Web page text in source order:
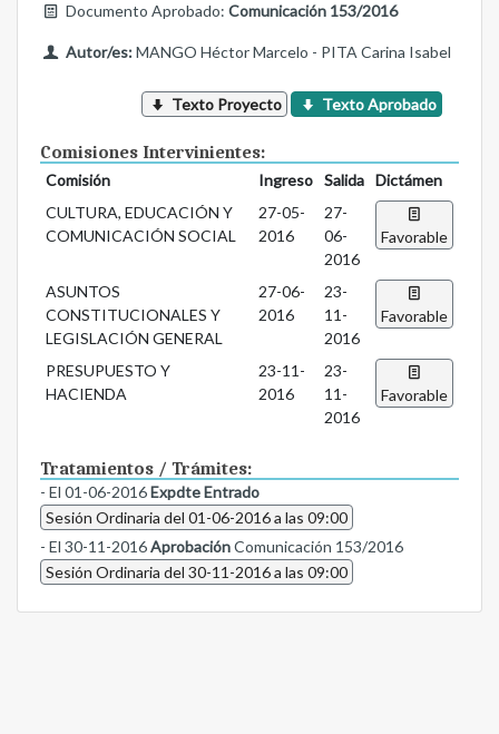
Documento Aprobado: Comunicación 153/2016
Autor/es:MANGO Héctor Marcelo - PITA Carina Isabel
Texto Proyecto Texto Aprobado
Comisiones Intervinientes:
Comisión Ingreso Salida
Dictámen
CULTURA, EDUCACIÓN Y
COMUNICACIÓN SOCIAL
27-05-
2016
27-
06-
2016
Favorable
ASUNTOS
CONSTITUCIONALES Y
LEGISLACIÓN GENERAL
27-06-
2016
23-
11-
2016
Favorable
PRESUPUESTO Y
HACIENDA
23-11-
2016
23-
11-
2016
Favorable
Tratamientos / Trámites:
- El 01-06-2016Expdte Entrado
Sesión Ordinaria del 01-06-2016 a las 09:00
- El 30-11-2016AprobaciónComunicación 153/2016
Sesión Ordinaria del 30-11-2016 a las 09:00